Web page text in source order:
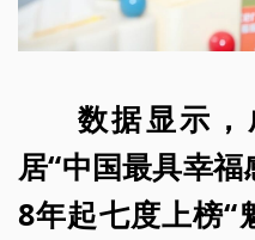
数据显示
居“中国最具幸福
8年起七度上榜